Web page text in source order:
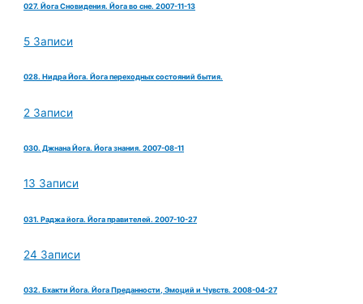
027. Йога Сновидения. Йога во сне. 2007-11-13
5 Записи
028. Нидра Йога. Йога переходных состояний бытия.
2 Записи
030. Джнана Йога. Йога знания. 2007-08-11
13 Записи
031. Раджа йога. Йога правителей. 2007-10-27
24 Записи
032. Бхакти Йога. Йога Преданности, Эмоций и Чувств. 2008-04-27